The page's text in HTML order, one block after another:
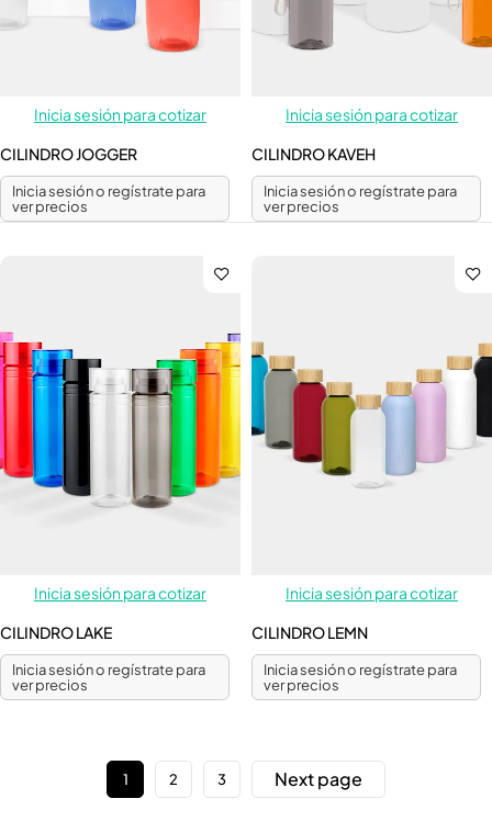
Inicia sesión para cotizar
CILINDRO JOGGER
Inicia sesión o regístrate para
ver precios
Inicia sesión para cotizar
CILINDRO KAVEH
Inicia sesión o regístrate para
ver precios
Inicia sesión para cotizar
CILINDRO LAKE
Inicia sesión o regístrate para
ver precios
Inicia sesión para cotizar
CILINDRO LEMN
Inicia sesión o regístrate para
ver precios
1 2 3 Next page